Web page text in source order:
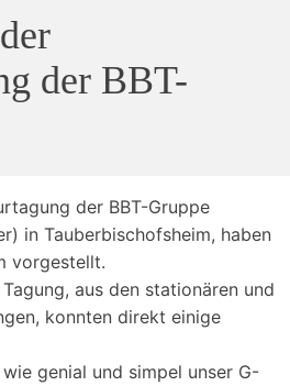
der BBT-
der BBT-Gruppe
in Tauberbischofsheim, haben
vorgestellt.
aus den stationären und
konnten direkt einige
genial und simpel unser G-